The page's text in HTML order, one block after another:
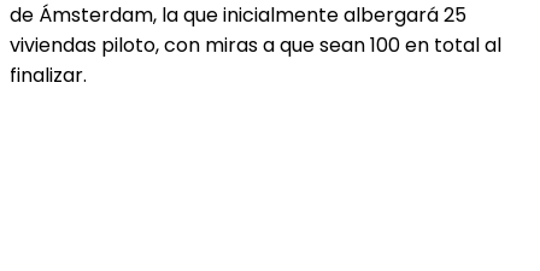
de Ámsterdam, la que inicialmente albergará 25
viviendas piloto, con miras a que sean 100 en total al
finalizar.